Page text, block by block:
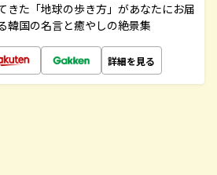
きた「地球の歩き方」があなたにお届
韓国の名言と癒やしの絶景集
詳細を見る